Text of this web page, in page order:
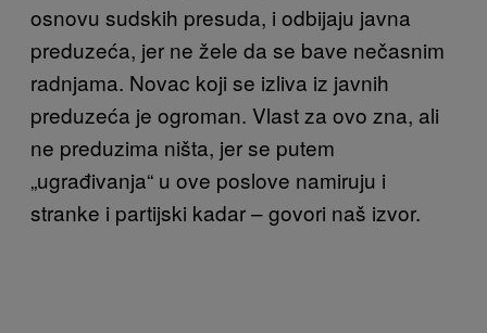
osnovu sudskih presuda, i odbijaju javna
preduzeća, jer ne žele da se bave nečasnim
radnjama. Novac koji se izliva iz javnih
preduzeća je ogroman. Vlast za ovo zna, ali
ne preduzima ništa, jer se putem
„ugrađivanja“ u ove poslove namiruju i
stranke i partijski kadar – govori naš izvor.